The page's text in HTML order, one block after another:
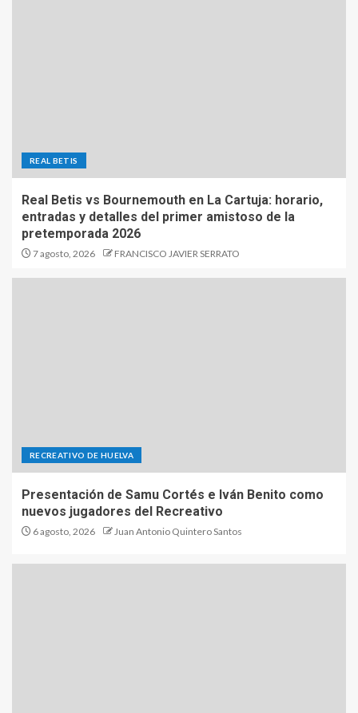
REAL BETIS
Real Betis vs Bournemouth en La Cartuja: horario,
entradas y detalles del primer amistoso de la
pretemporada 2026
7 agosto, 2026 FRANCISCO JAVIER SERRATO
RECREATIVO DE HUELVA
Presentación de Samu Cortés e Iván Benito como
nuevos jugadores del Recreativo
6 agosto, 2026 Juan Antonio Quintero Santos